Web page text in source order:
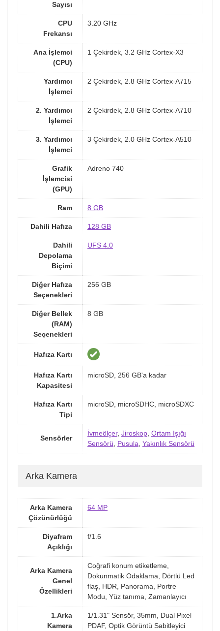
Sayısı
CPU
Frekansı
3.20 GHz
Ana İşlemci
(CPU)
1 Çekirdek, 3.2 GHz Cortex-X3
Yardımcı
İşlemci
2 Çekirdek, 2.8 GHz Cortex-A715
2. Yardımcı
İşlemci
2 Çekirdek, 2.8 GHz Cortex-A710
3. Yardımcı
İşlemci
3 Çekirdek, 2.0 GHz Cortex-A510
Grafik
İşlemcisi
(GPU)
Adreno 740
Ram 8 GB
Dahili Hafıza 128 GB
Dahili
Depolama
Biçimi
UFS 4.0
Diğer Hafıza
Seçenekleri
256 GB
Diğer Bellek
(RAM)
Seçenekleri
8 GB
Hafıza Kartı
Hafıza Kartı
Kapasitesi
microSD, 256 GB'a kadar
Hafıza Kartı
Tipi
microSD, microSDHC, microSDXC
Sensörler
İvmeölçer, Jiroskop, Ortam Işığı
Sensörü, Pusula, Yakınlık Sensörü
Arka Kamera
Arka Kamera
Çözünürlüğü
64 MP
Diyafram
Açıklığı
f/1.6
Arka Kamera
Genel
Özellikleri
Coğrafi konum etiketleme,
Dokunmatik Odaklama, Dörtlü Led
flaş, HDR, Panorama, Portre
Modu, Yüz tanıma, Zamanlayıcı
1.Arka
Kamera
1/1.31" Sensör, 35mm, Dual Pixel
PDAF, Optik Görüntü Sabitleyici